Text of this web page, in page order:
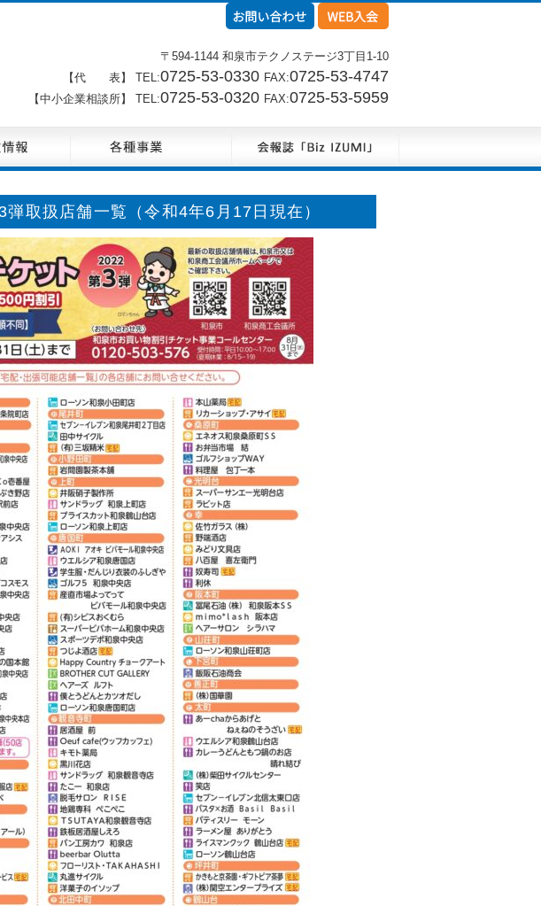
〒594-1144 和泉市テクノステージ3丁目1-10
【代 表】 TEL:0725-53-0330 FAX:0725-53-4747
【中小企業相談所】 TEL:0725-53-0320 FAX:0725-53-5959
取扱店舗一覧（令和4年6月17日現在）